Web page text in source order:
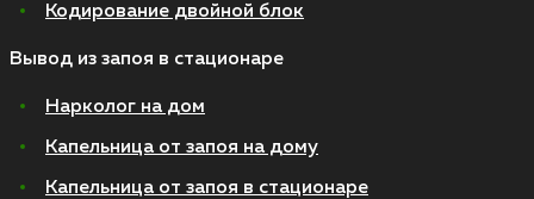
Кодирование двойной блок
Вывод из запоя в стационаре
Нарколог на дом
Капельница от запоя на дому
Капельница от запоя в стационаре